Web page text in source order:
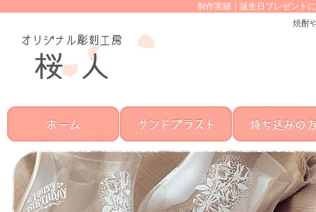
制作実績｜誕生日プレゼント
焼酎